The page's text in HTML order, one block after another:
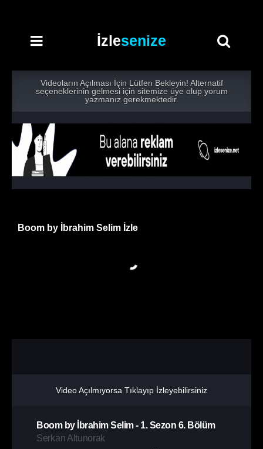
İzlesenize
Videoların Açılması İçin Lütfen Bekleyin! Alternatif
seçeneklerinin gelmesi için sitemize üye olup yorum
yazmanız gerekmektedir.
Boom by İbrahim Selim İzle
Video Açılmıyorsa Tıklayıp İzleyebilirsiniz
Boom by İbrahim Selim- 1. Sezon 6. Bölüm
Serkan Altunorak